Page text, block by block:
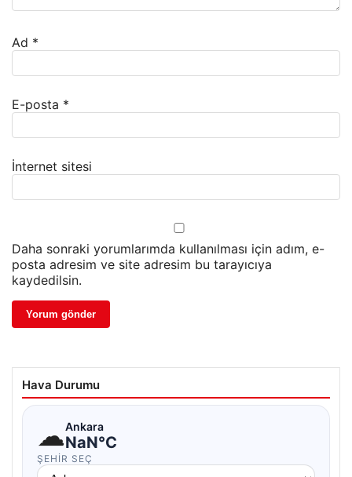
Ad *
E-posta *
İnternet sitesi
Daha sonraki yorumlarımda kullanılması için adım, e-
posta adresim ve site adresim bu tarayıcıya
kaydedilsin.
Hava Durumu
☁Ankara
NaN°C
ŞEHIR SEÇ